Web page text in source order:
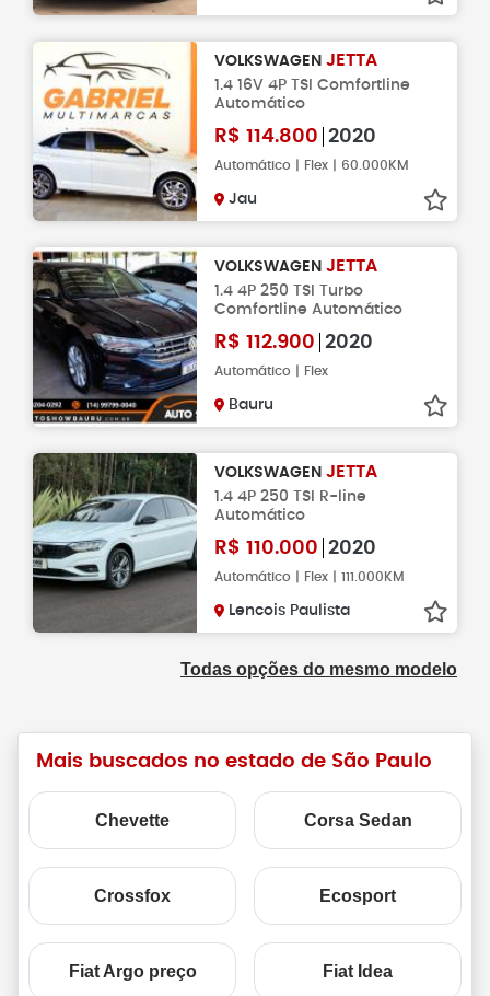
VOLKSWAGEN JETTA
1.4 16V 4P TSI Comfortline
Automático
R$ 114.800 2020
Automático | Flex | 60.000KM
Jau
VOLKSWAGEN JETTA
1.4 4P 250 TSI Turbo
Comfortline Automático
R$ 112.900 2020
Automático | Flex
Bauru
VOLKSWAGEN JETTA
1.4 4P 250 TSI R-line
Automático
R$ 110.000 2020
Automático | Flex | 111.000KM
Lencois Paulista
Todas opções do mesmo modelo
Mais buscados no estado de São Paulo
Chevette Corsa Sedan
Crossfox Ecosport
Fiat Argo preço Fiat Idea